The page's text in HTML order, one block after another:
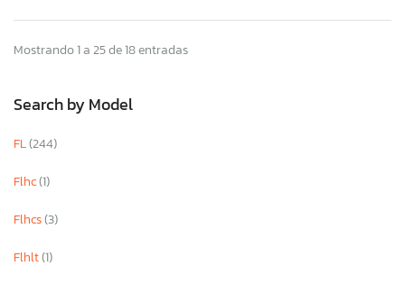
Mostrando 1 a 25 de 18 entradas
Search by Model
FL(244)
Flhc(1)
Flhcs(3)
Flhlt(1)